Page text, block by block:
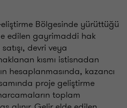
Bölgesinde yürüttüğü
edilen gayrimaddi hak
devri veya
kısmı istisnadan
hesaplanmasında, kazancı
proje geliştirme
toplam